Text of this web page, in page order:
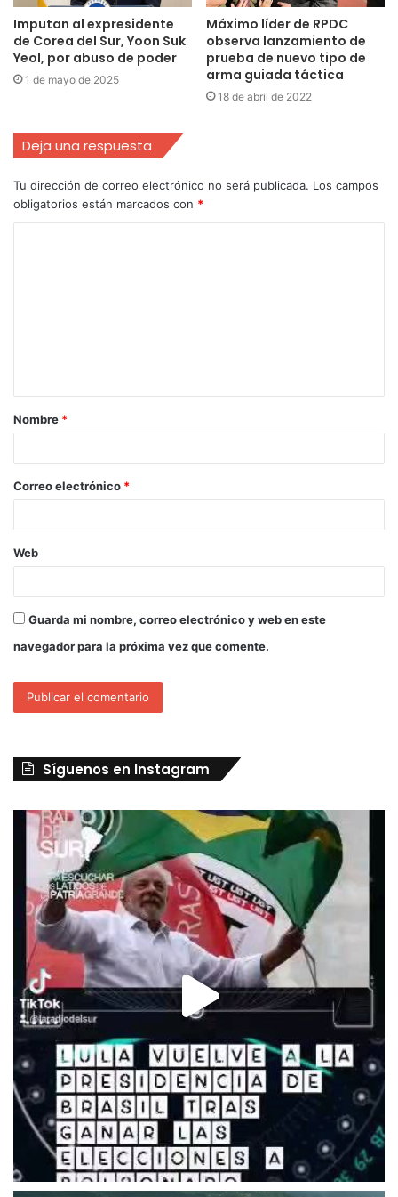
Imputan al expresidente
de Corea del Sur, Yoon Suk
Yeol, por abuso de poder
1 de mayo de 2025
Máximo líder de RPDC
observa lanzamiento de
prueba de nuevo tipo de
arma guiada táctica
18 de abril de 2022
Deja una respuesta
Tu dirección de correo electrónico no será publicada. Los campos
obligatorios están marcados con *
Nombre *
Correo electrónico *
Web
Guarda mi nombre, correo electrónico y web en este
navegador para la próxima vez que comente.
Síguenos en Instagram